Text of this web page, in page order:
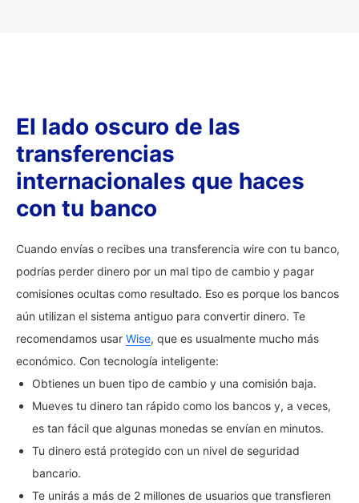
El lado oscuro de las
transferencias
internacionales que haces
con tu banco
Cuando envías o recibes una transferencia wire con tu banco,
podrías perder dinero por un mal tipo de cambio y pagar
comisiones ocultas como resultado. Eso es porque los bancos
aún utilizan el sistema antiguo para convertir dinero. Te
recomendamos usar Wise, que es usualmente mucho más
económico. Con tecnología inteligente:
Obtienes un buen tipo de cambio y una comisión baja.
Mueves tu dinero tan rápido como los bancos y, a veces,
es tan fácil que algunas monedas se envían en minutos.
Tu dinero está protegido con un nivel de seguridad
bancario.
Te unirás a más de 2 millones de usuarios que transfieren